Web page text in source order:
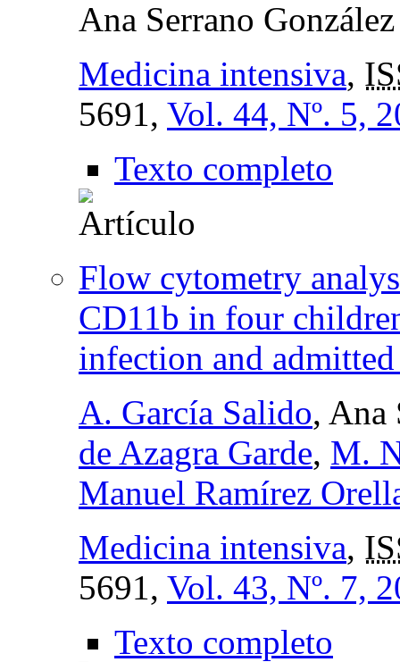
Ana Serrano González
Medicina intensiva,
5691, Vol. 44, Nº. 5,
Texto completo
Flow cytometry
CD11b in four
infection and
A. García Salido, Ana
de Azagra Garde, M.
Manuel Ramírez
Medicina intensiva,
5691, Vol. 43, Nº. 7,
Texto completo